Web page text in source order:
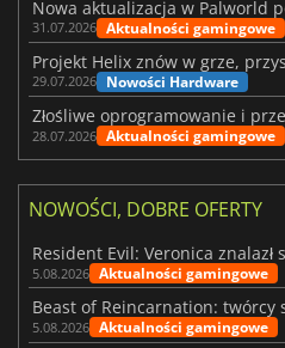
31.07.2026 Aktualności gamingowe
29.07.2026 Nowości Hardware
28.07.2026 Aktualności gamingowe
NOWOŚCI, DOBRE OFERTY
5.08.2026 Aktualności gamingowe
5.08.2026 Aktualności gamingowe